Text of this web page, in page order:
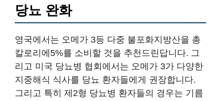
당뇨 완화
영국에서는 오메가 3등 다중 불포화지방산을 총
칼로리에5%를 소비할 것을 추천드린답니다. 그
리고 미국 당뇨병 협회에서는 오메가 3가 다양한
지중해식 식사를 당뇨 환자들에게 권장합니다.
그리고 특히 제2형 당뇨병 환자들의 경우는 기름